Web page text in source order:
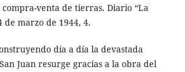
venta de tierras. Diario “La
de marzo de 1944, 4.
día a día la devastada
Juan resurge gracias a la obra del